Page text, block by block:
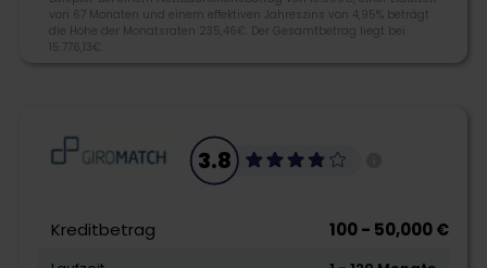
Kredit2Day erhalten Sie besonders schnell, da dank
moderner Technologien alle Vorgänge ganzheitlich
0800 000 98 00
Palisadenstraße 90, 10243 Berlin
von 67 Monaten und einem effektiven Jahreszins von 4,95% beträgt
die Höhe der Monatsraten 235,46€. Der Gesamtbetrag liegt bei
15.776,13€.
3.9
3.8
Kreditbetrag 100 - 50,000 €